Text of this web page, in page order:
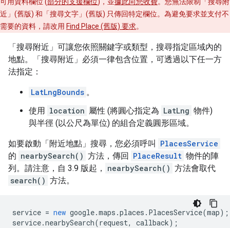
近」(舊版) 和「搜尋文字」(舊版) 只傳回特定欄位。為避免要求並支付不
需要的資料，請改用 Find Place (舊版) 要求。
「搜尋附近」可讓您依照關鍵字或類型，搜尋指定區域內的
地點。「搜尋附近」必須一律包含位置，可透過以下任一方
法指定：
LatLngBounds 。
使用 location 屬性 (將圓心指定為 LatLng 物件)
與半徑 (以公尺為單位) 的組合定義圓形區域。
如要啟動「附近地點」搜尋，您必須呼叫
PlacesService
的 nearbySearch() 方法，傳回 PlaceResult 物件的陣
列。請注意，自 3.9 版起，
nearbySearch() 方法會取代
search() 方法。
service = new google.maps .places . PlacesService(map);
service.nearbySearch(request, callback);